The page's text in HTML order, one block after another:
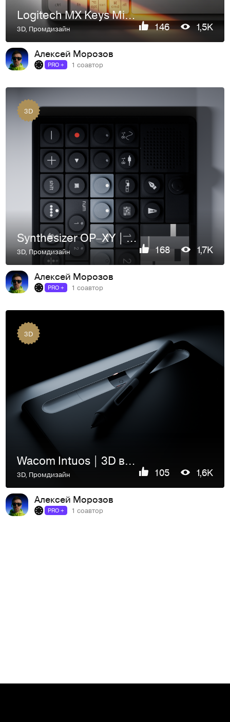
Logitech MX Keys Mini | 3D визуализация
3D, Промдизайн 146 1,5K
Алексей Морозов
PRO + 1 соавтор
3D
Synthesizer OP–XY | 3D визуализация
3D,Промдизайн 168 1,7K
Алексей Морозов
PRO + 1 соавтор
3D
Wacom Intuos | 3D визуализация
3D, Промдизайн 105 1,6K
Алексей Морозов
PRO + 1 соавтор